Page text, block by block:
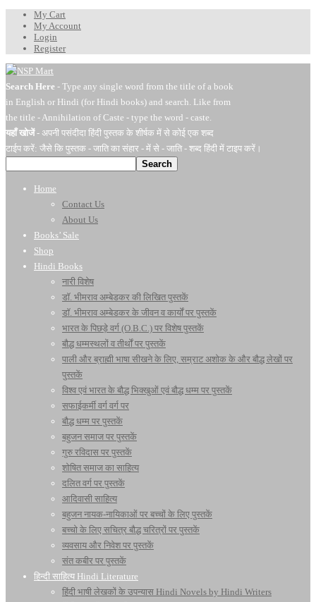
My Cart
My Account
Login
Register
Search Here - Type any single word from the title of a book
in English or Hindi (for Hindi books) and search. Like from
the title - Annihilation of Caste - type the word - caste.
यहाँ खोजें- अपनी पसंदीदा हिंदी पुस्तक के शीर्षक में से कोई एक शब्द
टाईप करें: जैसे कि पुस्तक - जाति का संहार - में से - जाति - शब्द हिंदी में टाइप करें।
Search
Home
Contact Us
About Us
Books’ Sale
Shop
Hindi Books
नारी विशेष
डॉ. भीमराव अम्बेडकर की लिखित पुस्तकें
डॉ. भीमराव अम्बेडकर के जीवन व कार्यों पर पुस्तकें
भारत के पिछड़े वर्ग (O.B.C.) पर विशेष पुस्तकें
बौद्ध धम्मस्थलों व तीर्थों पर पुस्तकें
पाली और ब्राह्मी भाषा सीखने के लिए, सम्राट अशोक के और बौद्ध लेखों पर
पुस्तकें
विश्व एवं भारत के बौद्ध भिक्खुओं एवं बौद्ध धम्म पर पुस्तकें
सफाईकर्मी वर्ग वर्ग पर
बौद्ध धम्म पर पुस्तकें
बहुजन समाज पर पुस्तकें
गुरु रविदास पर पुस्तकें
शोषित समाज का साहित्य
दलित वर्ग पर पुस्तकें
आदिवासी साहित्य
बहुजन नायक-नायिकाओं पर बच्चों के लिए पुस्तकें
बच्चो के लिए सचित्र बौद्ध चरित्रों पर पुस्तकें
व्यवसाय और निवेश पर पुस्तकें
संत कबीर पर पुस्तकें
हिन्दी साहित्य Hindi Literature
हिंदी भाषी लेखकों के उपन्यास Hindi Novels by Hindi Writers